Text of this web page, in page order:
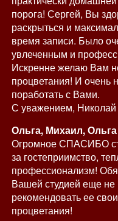
порога! Сергей, Вы
раскрыться и
время записи. Было
увлеченным и
Искренне желаю Вам
процветания! И
поработать с Вами.
С уважением,
Ольга, Михаил, Ольга
Огромное СПАСИБО
за гостеприимство,
профессионализм!
Вашей студией еще не
рекомендовать ее
процветания!